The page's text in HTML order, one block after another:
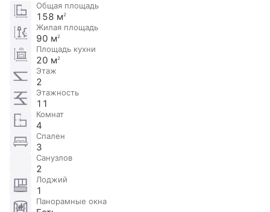
Общая площадь
158 м2
Жилая площадь
90 м2
Площадь кухни
20 м2
Этаж
2
Этажность
11
Комнат
4
Спален
3
Санузлов
2
Лоджий
1
Панорамные окна